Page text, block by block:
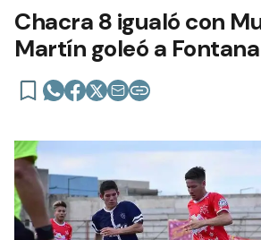
Chacra 8 igualó con
Martín goleó a Fontana